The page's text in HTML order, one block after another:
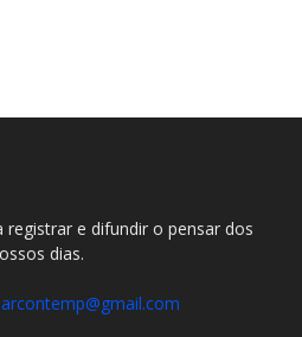
e difundir o pensar dos
dias.